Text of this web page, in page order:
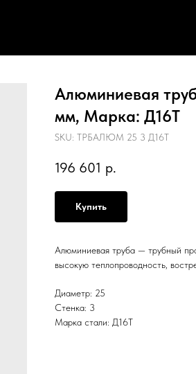
Алюминиевая
мм, Марка: Д16Т
SKU: ТРБАЛЮМ 25 3 Д16Т
196 601 р.
Купить
Алюминиевая труба — трубный
высокую теплопроводность,
Диаметр: 25
Стенка: 3
Марка стали: Д16Т